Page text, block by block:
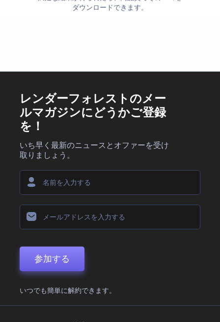
ダウンロードできます。
レンダーフォレストのメー
ルマガジンにどうかご登録
を！
いち早く最新のニュースとオファーを受け
取りましょう。
参加する
いつでも簡単に解約できます。